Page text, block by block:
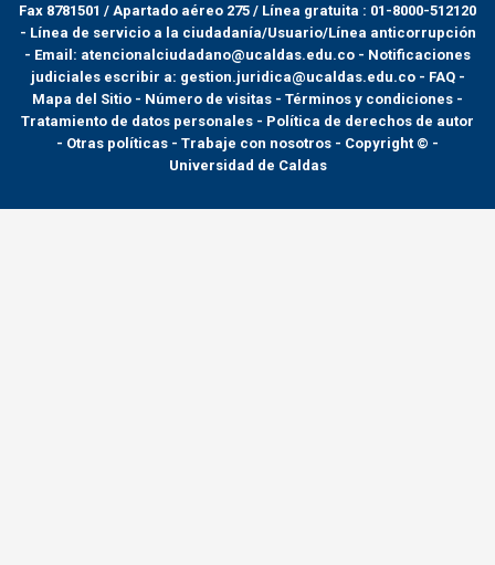
Fax 8781501 / Apartado aéreo 275 / Línea gratuita : 01-8000-512120
- Línea de servicio a la ciudadanía/Usuario/Línea anticorrupción
- Email: atencionalciudadano@ucaldas.edu.co - Notificaciones
judiciales escribir a: gestion.juridica@ucaldas.edu.co - FAQ -
Mapa del Sitio - Número de visitas - Términos y condiciones -
Tratamiento de datos personales - Política de derechos de autor
- Otras políticas - Trabaje con nosotros - Copyright © -
Universidad de Caldas